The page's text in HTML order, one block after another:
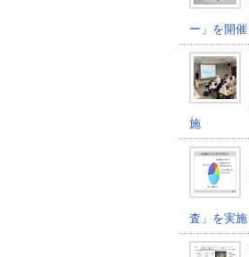
ー」を開催
施
査」を実施